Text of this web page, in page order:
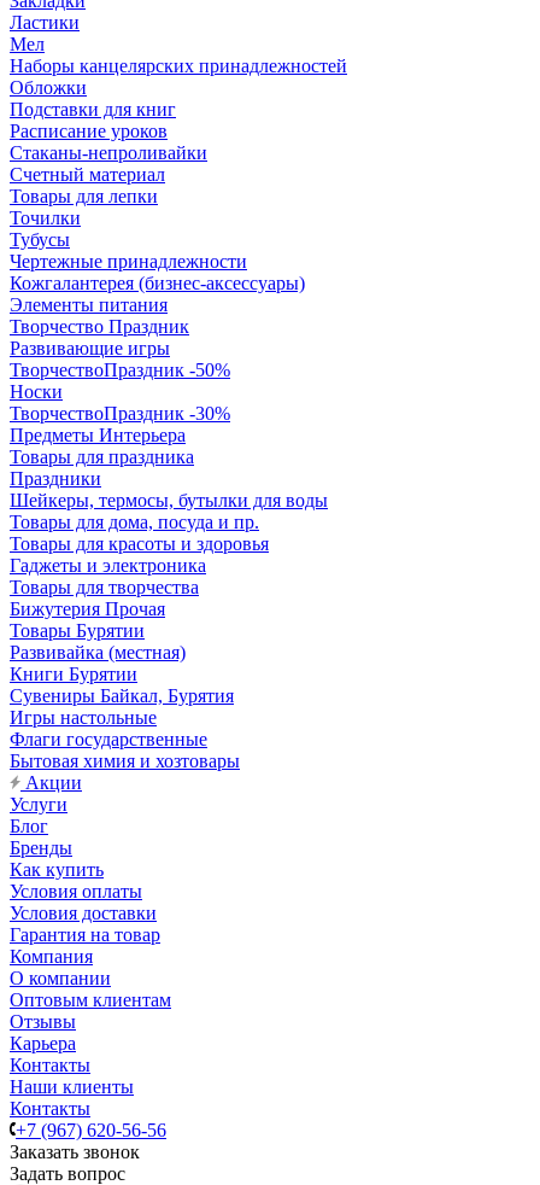
Ластики
Мел
Наборы канцелярских принадлежностей
Обложки
Подставки для книг
Расписание уроков
Стаканы-непроливайки
Счетный материал
Товары для лепки
Точилки
Тубусы
Чертежные принадлежности
Кожгалантерея (бизнес-аксессуары)
Элементы питания
Творчество Праздник
Развивающие игры
ТворчествоПраздник -50%
Носки
ТворчествоПраздник -30%
Предметы Интерьера
Товары для праздника
Праздники
Шейкеры, термосы, бутылки для воды
Товары для дома, посуда и пр.
Товары для красоты и здоровья
Гаджеты и электроника
Товары для творчества
Бижутерия Прочая
Товары Бурятии
Развивайка (местная)
Книги Бурятии
Сувениры Байкал, Бурятия
Игры настольные
Флаги государственные
Бытовая химия и хозтовары
Акции
Услуги
Блог
Бренды
Как купить
Условия оплаты
Условия доставки
Гарантия на товар
Компания
О компании
Оптовым клиентам
Отзывы
Карьера
Контакты
Наши клиенты
Контакты
+7 (967) 620-56-56
Заказать звонок
Задать вопрос